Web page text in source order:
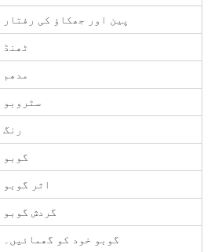
پین اور جھکاؤ کی رفتار
ٹھنڈ
مدھم
سٹروبو
رنگ
گوبو
اثر گوبو
گردش گوبو
گوبو خود کو گھمائیں۔